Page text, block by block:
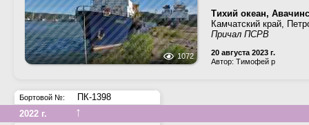
1072
Тихий океан,
Камчатский край,
Причал ПСРВ
20 августа 2023 г.
Автор: Тимофей р
Бортовой №:
ПК-1398
2022 г.
↑